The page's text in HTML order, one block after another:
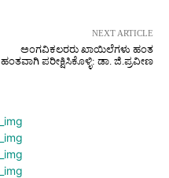
NEXT ARTICLE
ಅಂಗವಿಕಲರರು ಖಾಯಿಲೆಗಳು ಹಂತ
ಹಂತವಾಗಿ ಪರೀಕ್ಷಿಸಿಕೊಳ್ಳಿ: ಡಾ. ಜಿ.ಪ್ರವೀಣ